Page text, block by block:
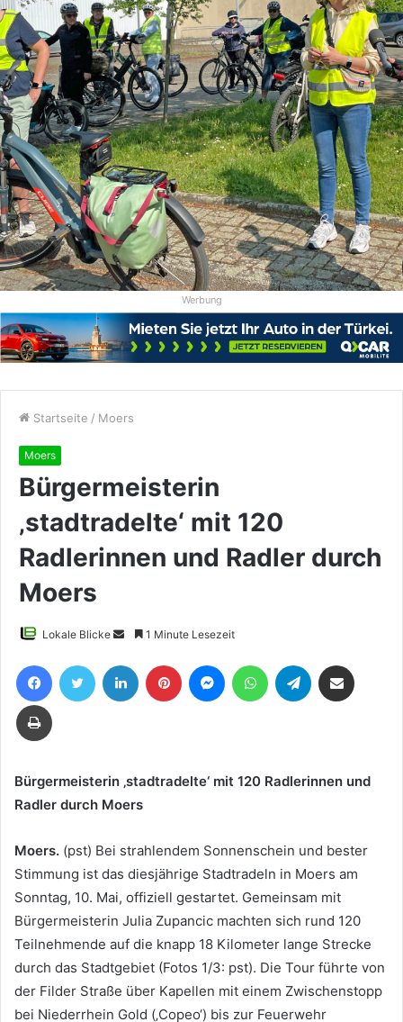
Werbung
Startseite / Moers
Moers
Bürgermeisterin
‚stadtradelte‘ mit 120
Radlerinnen und Radler durch
Moers
Lokale Blicke
Sende
eine
E-
1 Minute Lesezeit
FacebookTwitter LinkedIn Pinterest MessengerWhatsAppTelegram
Drucken
Bürgermeisterin ‚stadtradelte‘ mit 120 Radlerinnen und
Radler durch Moers
Moers. (pst) Bei strahlendem Sonnenschein und bester
Stimmung ist das diesjährige Stadtradeln in Moers am
Sonntag, 10. Mai, offiziell gestartet. Gemeinsam mit
Bürgermeisterin Julia Zupancic machten sich rund 120
Teilnehmende auf die knapp 18 Kilometer lange Strecke
durch das Stadtgebiet (Fotos 1/3: pst). Die Tour führte von
der Filder Straße über Kapellen mit einem Zwischenstopp
bei Niederrhein Gold (‚Copeo‘) bis zur Feuerwehr